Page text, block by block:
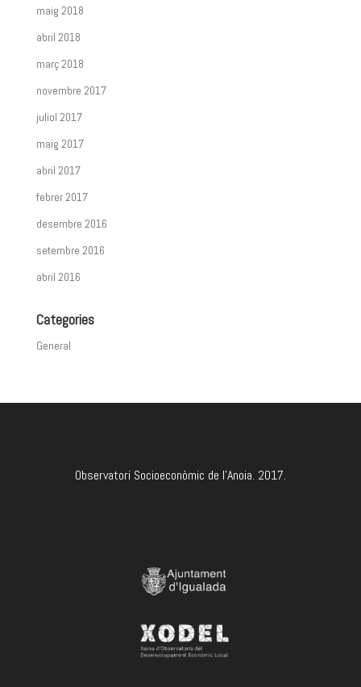
maig 2018
abril 2018
març 2018
novembre 2017
juliol 2017
maig 2017
abril 2017
febrer 2017
desembre 2016
setembre 2016
abril 2016
Categories
General
Observatori Socioeconòmic de l'Anoia. 2017.